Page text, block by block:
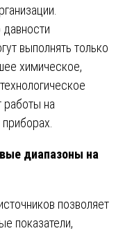
выполнять только
химическое,
работы на
диапазоны на
позволяет
показатели,